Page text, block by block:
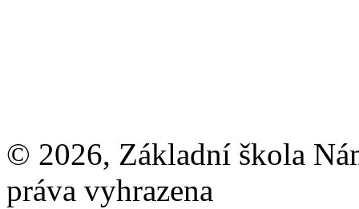
© 2026, Základní škola
práva vyhrazena